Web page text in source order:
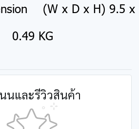
(W x D x H) 9.5 x
0.49 KG
นและรีวิวสินค้า